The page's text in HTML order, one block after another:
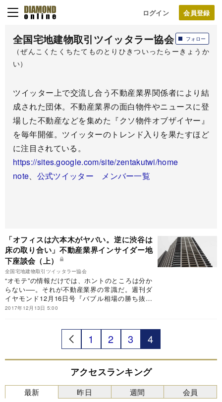
ログイン
フォロー
全国宅地建物取引ツイッタラー協会
（ぜんこくたくちたてものとりひきついったらーきょうか
い）
ツイッター上で交流し合う不動産業界関係者により結
成された団体。不動産業界の面白物件やニュースに登
場した不動産などを集めた『クソ物件オブザイヤー』
を毎年開催。ツイッターのトレンド入りを果たすほど
に注目されている。
https://sites.google.com/site/zentakutwi/home
note、 公式ツイッター メンバー一覧
「オフィスは六本木がヤバい。逆に渋谷は
床の取り合い」不動産業界インサイダー地
下座談会（上）
全国宅地建物取引ツイッタラー協会
“オモテ”の情報だけでは、ホントのところは分か
らない──。それが不動産業界の常識だ。週刊ダ
イヤモンド12月16日号『バブル相場の勝ち抜け
方』では、現場の不動産業界人による本音座談会
2017年12月13日 5:00
1 2 3 4
アクセスランキング
最新 昨日 週間 会員